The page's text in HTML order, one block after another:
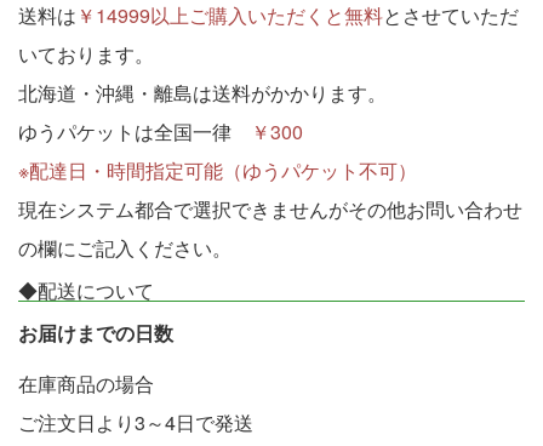
送料は ￥14999以上ご購入いただくと無料とさせていただ
いております。
北海道・沖縄・離島は送料がかかります。
ゆうパケットは全国一律
￥300
※配達日・時間指定可能（ゆうパケット不可）
現在システム都合で選択できませんがその他お問い合わせ
の欄にご記入ください。
◆配送について
お届けまでの日数
在庫商品の場合
ご注文日より3～4日で発送